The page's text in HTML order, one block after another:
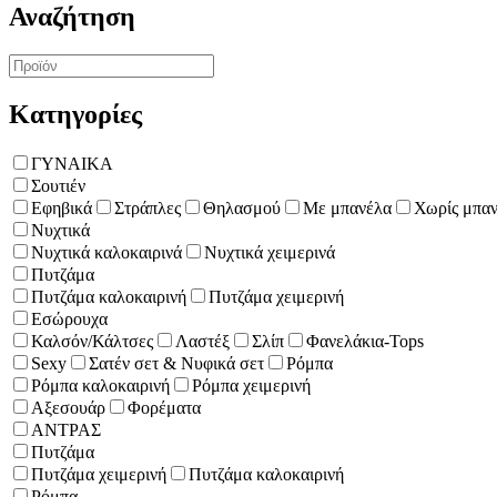
Αναζήτηση
Κατηγορίες
ΓΥΝΑΙΚΑ
Σουτιέν
Εφηβικά
Στράπλες Θηλασμού Με μπανέλα
Χωρίς
Νυχτικά
Νυχτικά καλοκαιρινά
Νυχτικά χειμερινά
Πυτζάμα
Πυτζάμα καλοκαιρινή
Πυτζάμα χειμερινή
Εσώρουχα
Καλσόν/Κάλτσες
Λαστέξ Σλίπ
Φανελάκια-Tops
Sexy
Σατέν σετ & Νυφικά σετ
Ρόμπα
Ρόμπα καλοκαιρινή
Ρόμπα χειμερινή
Αξεσουάρ
Φορέματα
ΑΝΤΡΑΣ
Πυτζάμα
Πυτζάμα χειμερινή
Πυτζάμα καλοκαιρινή